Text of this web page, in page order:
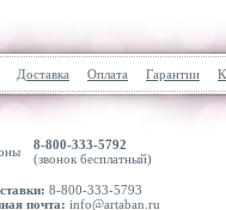
Доставка Оплата Гарантии
8-800-333-5792
(звонок бесплатный)
8-800-333-5793
почта: info@artaban.ru